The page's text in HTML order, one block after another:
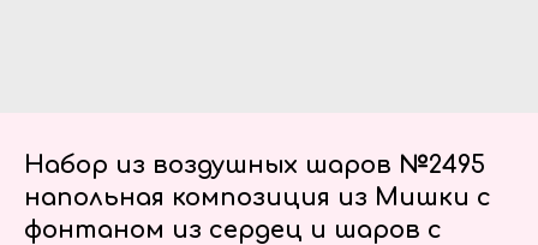
Набор из воздушных шаров №2495
напольная композиция из Мишки с
фонтаном из сердец и шаров с